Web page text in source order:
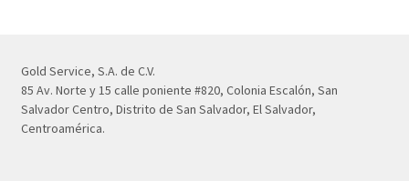
Gold Service, S.A. de C.V.
85 Av. Norte y 15 calle poniente #820, Colonia Escalón, San
Salvador Centro, Distrito de San Salvador, El Salvador,
Centroamérica.